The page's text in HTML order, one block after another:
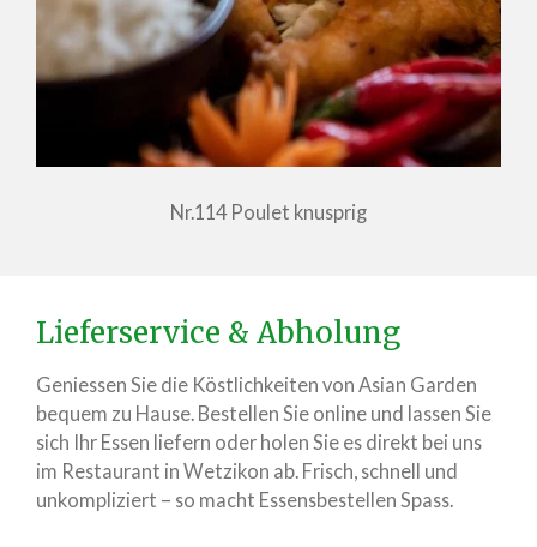
Nr.114 Poulet knusprig
Lieferservice & Abholung
Geniessen Sie die Köstlichkeiten von Asian Garden
bequem zu Hause. Bestellen Sie online und lassen Sie
sich Ihr Essen liefern oder holen Sie es direkt bei uns
im Restaurant in Wetzikon ab. Frisch, schnell und
unkompliziert – so macht Essensbestellen Spass.